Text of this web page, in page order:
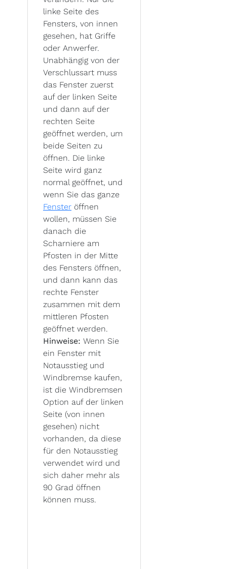
linke Seite des
Fensters, von innen
gesehen, hat Griffe
oder Anwerfer.
Unabhängig von der
Verschlussart muss
das Fenster zuerst
auf der linken Seite
und dann auf der
rechten Seite
geöffnet werden, um
beide Seiten zu
öffnen. Die linke
Seite wird ganz
normal geöffnet, und
wenn Sie das ganze
Fenster öffnen
wollen, müssen Sie
danach die
Scharniere am
Pfosten in der Mitte
des Fensters öffnen,
und dann kann das
rechte Fenster
zusammen mit dem
mittleren Pfosten
geöffnet werden.
Hinweise: Wenn Sie
ein Fenster mit
Notausstieg und
Windbremse kaufen,
ist die Windbremsen
Option auf der linken
Seite (von innen
gesehen) nicht
vorhanden, da diese
für den Notausstieg
verwendet wird und
sich daher mehr als
90 Grad öffnen
können muss.